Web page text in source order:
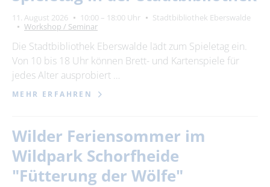
11. August 2026 10:00 – 18:00 Uhr
Stadtbibliothek Eberswalde
Workshop / Seminar
Die Stadtbibliothek Eberswalde lädt zum Spieletag ein.
Von 10 bis 18 Uhr können Brett- und Kartenspiele für
jedes Alter ausprobiert …
MEHR ERFAHREN
Wilder Feriensommer im
Wildpark Schorfheide
"Fütterung der Wölfe"